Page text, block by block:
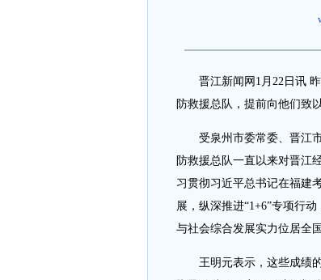
晋江新闻网1月22日讯
防救援总队，提前向他们致
受泉州市委常委、晋江
防救援总队一直以来对晋江
习贯彻习近平总书记在福建
展，纵深推进“1+6”专项行
与社会综合发展实力位居全
王明元表示，这些成绩